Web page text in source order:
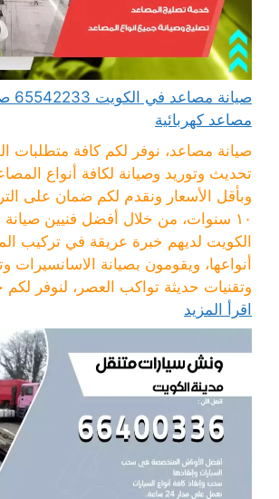
مصاعد كهربائية
صيانة مصاعد، نوفر لكم كافة متطلبات
تحديث وتوريد وصيانة لكافة أنواع
وبأقل الأسعار ونقدم لكم ضمان على
١٠ سنوات، من خلال أفضل فنيين
الكويت لديهم خبرة عريقة في تركيب
أنواعها، ويقومون بصيانة الاسانسيرات
وتقنيات حديثة تواكب العصر، لنوفر
اقرأ المزيد